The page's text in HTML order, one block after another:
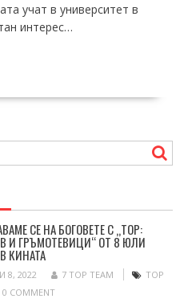
учат в университет в
интерес…
СЕ НА БОГОВЕТЕ С „ТОР:
И ГРЪМОТЕВИЦИ“ ОТ 8 ЮЛИ
КИНАТА
8, 2022 7 TOP TEAM
ТОР
0 COMMENT